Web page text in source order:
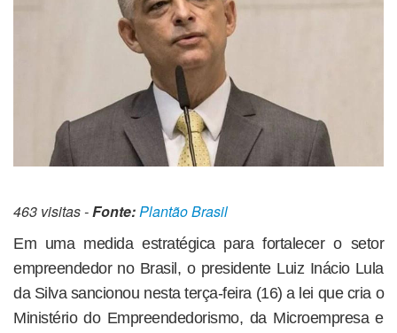
463 visitas -Fonte:Plantão Brasil
Em uma medida estratégica para fortalecer o setor
empreendedor no Brasil, o presidente Luiz Inácio Lula
da Silva sancionou nesta terça-feira (16) a lei que cria o
Ministério do Empreendedorismo, da Microempresa e